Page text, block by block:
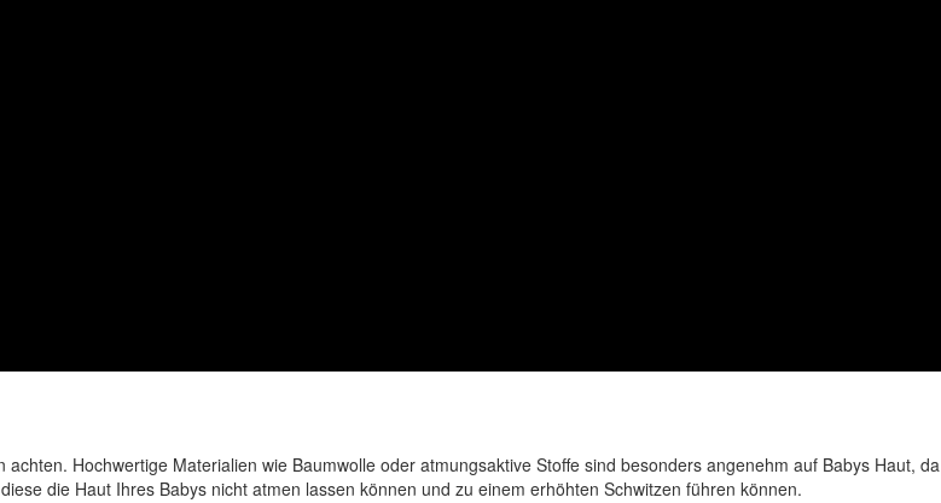
Hochwertige Materialien wie Baumwolle oder atmungsaktive Stoffe sind besonders angenehm auf Babys Haut, da
die Haut Ihres Babys nicht atmen lassen können und zu einem erhöhten Schwitzen führen können.